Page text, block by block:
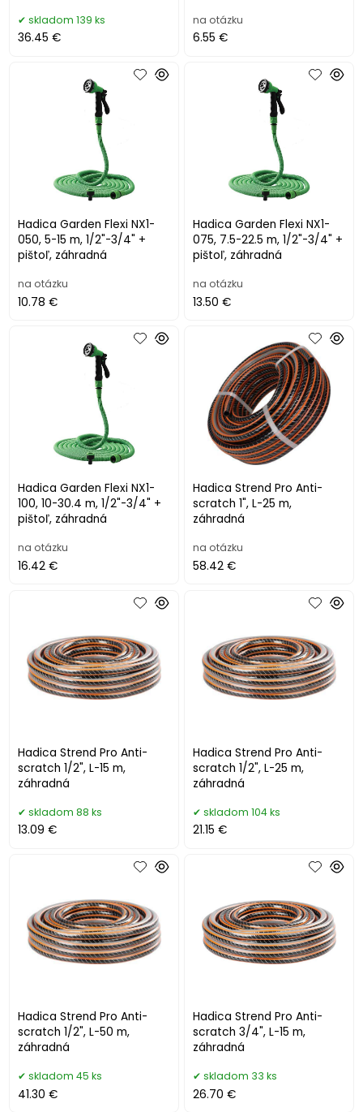
skladom 139 ks
36.45 €
na otázku
6.55 €
Hadica Garden Flexi NX1-
050, 5-15 m, 1/2"-3/4" +
pištoľ, záhradná
na otázku
10.78 €
Hadica Garden Flexi NX1-
075, 7.5-22.5 m, 1/2"-3/4" +
pištoľ, záhradná
na otázku
13.50 €
Hadica Garden Flexi NX1-
100, 10-30.4 m, 1/2"-3/4" +
pištoľ, záhradná
na otázku
16.42 €
Hadica Strend Pro Anti-
scratch 1", L-25 m,
záhradná
na otázku
58.42 €
Hadica Strend Pro Anti-
scratch 1/2", L-15 m,
záhradná
skladom 88 ks
13.09 €
Hadica Strend Pro Anti-
scratch 1/2", L-25 m,
záhradná
skladom 104 ks
21.15 €
Hadica Strend Pro Anti-
scratch 1/2", L-50 m,
záhradná
skladom 45 ks
41.30 €
Hadica Strend Pro Anti-
scratch 3/4", L-15 m,
záhradná
skladom 33 ks
26.70 €